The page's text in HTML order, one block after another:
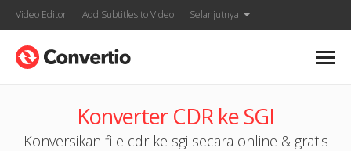
Video Editor Add Subtitles to Video Selanjutnya
Konverter CDR ke SGI
Konversikan file cdr ke sgi secara online & gratis